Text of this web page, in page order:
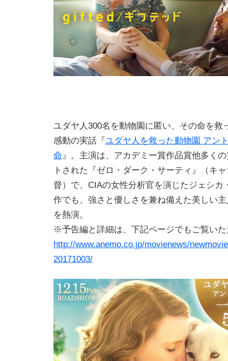
ユダヤ人300名を動物園に匿い、その命を救
感動の実話『ユダヤ人を救った動物園 アン
命』。主演は、アカデミー賞作品賞他多く
トされた『ゼロ・ダーク・サーティ』（キ
督）で、CIAの女性分析官を演じたジェシカ
作でも、強さと優しさを兼ね備えた美しい
を熱演。
※予告編と詳細は、下記ページでもご覧い
http://www.anemo.co.jp/movienews/
20171003/